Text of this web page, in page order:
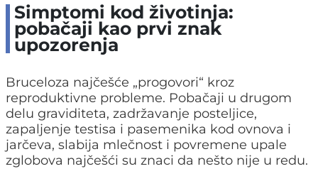
Simptomi kod životinja:
pobačaji kao prvi znak
upozorenja
Bruceloza najčešće „progovori“ kroz
reproduktivne probleme. Pobačaji u drugom
delu graviditeta, zadržavanje posteljice,
zapaljenje testisa i pasemenika kod ovnova i
jarčeva, slabija mlečnost i povremene upale
zglobova najčešći su znaci da nešto nije u redu.